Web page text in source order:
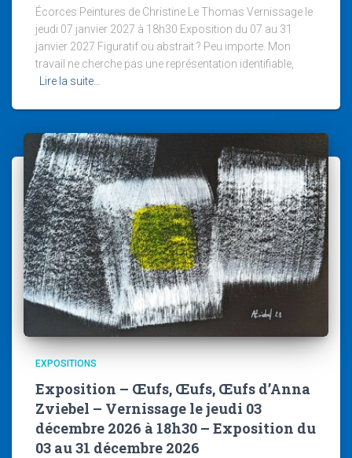
Écorces Peintures de Christine Le Thomas Vernissage le
jeudi 07 janvier 2027 à 18h30 Exposition du 07 au 31
janvier 2027 Figuratif ou abstrait ? Peu importe. Mon
travail ne cherche pas une représentation identifiable,
Lire la suite…
EXPOSITIONS
Exposition – Œufs, Œufs, Œufs d’Anna
Zviebel – Vernissage le jeudi 03
décembre 2026 à 18h30 – Exposition du
03 au 31 décembre 2026